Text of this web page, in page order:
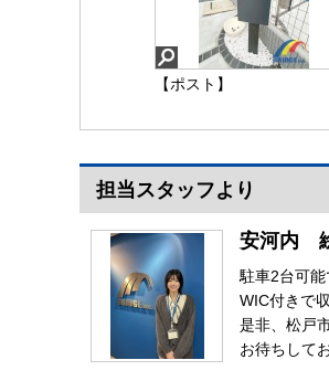
【ポスト】
担当スタッフより
安河内
駐車2台可能
WIC付きで
是非、松戸
お待ちして